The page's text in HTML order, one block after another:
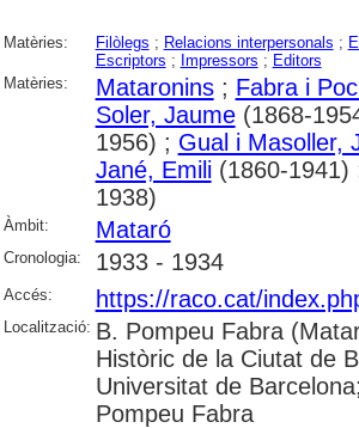
Matèries: Filòlegs ; Relacions interpersonals ;
Escriptors ; Impressors ; Editors
Matèries:
Mataronins; Fabra i
Soler, Jaume(1868-
1956) ; Gual i Masoller,
Jané, Emili(1860-
1938)
Àmbit: Mataró
Cronologia: 1933 - 1934
Accés: https://raco.cat/
Localització: B. Pompeu Fabra
Històric de la Ciutat de
Universitat de
Pompeu Fabra